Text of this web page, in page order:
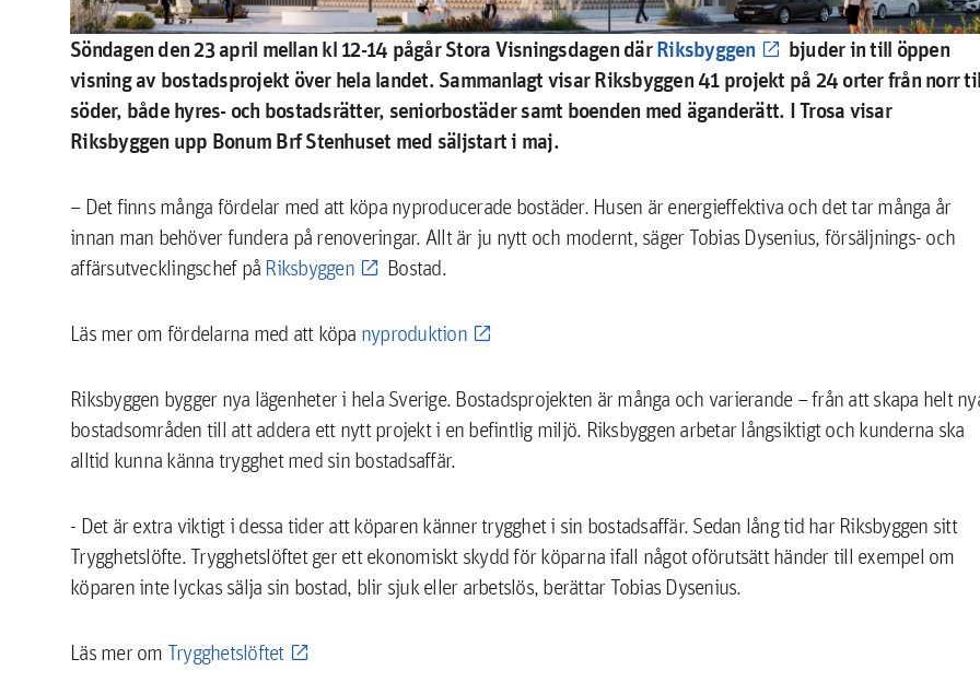
Söndagen den 23 april mellan kl 12-14 pågår Stora Visningsdagen därRiksbyggen
bjuder in till öppen
visning av bostadsprojekt över hela landet. Sammanlagt visar Riksbyggen 41 projekt på 24 orter från norr
söder, både hyres- och bostadsrätter, seniorbostäder samt boenden med äganderätt. I Trosa visar
Riksbyggen upp Bonum Brf Stenhuset med säljstart i maj.
– Det finns många fördelar med att köpa nyproducerade bostäder. Husen är energieffektiva och det tar många år
innan man behöver fundera på renoveringar. Allt är ju nytt och modernt, säger Tobias Dysenius, försäljnings- och
affärsutvecklingschef på Riksbyggen Bostad.
Läs mer om fördelarna med att köpa nyproduktion
Riksbyggen bygger nya lägenheter i hela Sverige. Bostadsprojekten är många och varierande – från att skapa helt
bostadsområden till att addera ett nytt projekt i en befintlig miljö. Riksbyggen arbetar långsiktigt och kunderna ska
alltid kunna känna trygghet med sin bostadsaffär.
- Det är extra viktigt i dessa tider att köparen känner trygghet i sin bostadsaffär. Sedan lång tid har Riksbyggen sitt
Trygghetslöfte. Trygghetslöftet ger ett ekonomiskt skydd för köparna ifall något oförutsätt händer till exempel om
köparen inte lyckas sälja sin bostad, blir sjuk eller arbetslös, berättar Tobias Dysenius.
Läs mer om Trygghetslöftet